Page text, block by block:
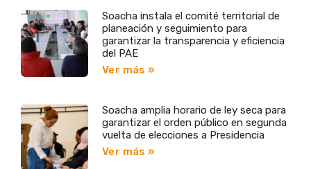
Soacha instala el comité territorial de
planeación y seguimiento para
garantizar la transparencia y eficiencia
del PAE
Ver más »
Soacha amplia horario de ley seca para
garantizar el orden público en segunda
vuelta de elecciones a Presidencia
Ver más »